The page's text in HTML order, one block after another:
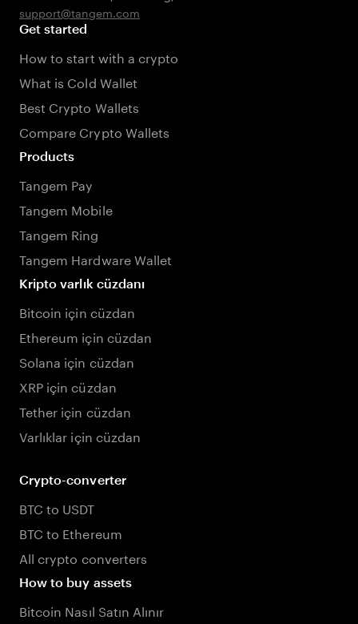
support@tangem.com
Get started
How to start with a crypto
What is Cold Wallet
Best Crypto Wallets
Compare Crypto Wallets
Products
Tangem Pay
Tangem Mobile
Tangem Ring
Tangem Hardware Wallet
Kripto varlık cüzdanı
Bitcoin için cüzdan
Ethereum için cüzdan
Solana için cüzdan
XRP için cüzdan
Tether için cüzdan
Varlıklar için cüzdan
Crypto-converter
BTC to USDT
BTC to Ethereum
All crypto converters
How to buy assets
Bitcoin Nasıl Satın Alınır